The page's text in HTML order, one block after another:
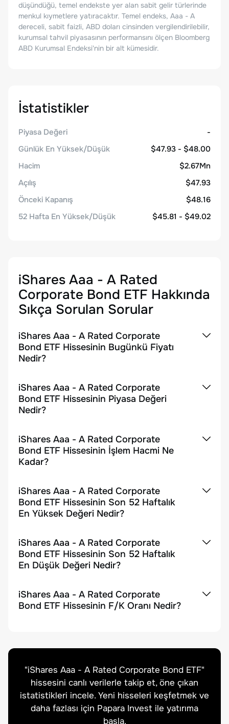
düşündüğü, temel endekste yer alan sabit gelir türlerinde
menkul kıymetlere yatıracaktır. Temel endeks, Aaa - A
dereceli, sabit faizli, ABD doları cinsinden vergilendirilebilir,
kurumsal tahvil piyasasının performansını ölçen Bloomberg
ABD Kurumsal Endeksi'nin bir alt kümesidir.
İstatistikler
Piyasa Değeri
-
Günlük En Yüksek/Düşük
$47.93 - $48.00
Hacim
$2.67Mn
Açılış
$47.93
Önceki Kapanış
$48.16
52 Hafta En Yüksek/Düşük
$45.81 - $49.02
iShares Aaa - A Rated
Corporate Bond ETF Hakkında
Sıkça Sorulan Sorular
iShares Aaa - A Rated Corporate
Bond ETF Hissesinin Bugünkü Fiyatı
Nedir?
iShares Aaa - A Rated Corporate
Bond ETF Hissesinin Piyasa Değeri
Nedir?
iShares Aaa - A Rated Corporate
Bond ETF Hissesinin İşlem Hacmi Ne
Kadar?
iShares Aaa - A Rated Corporate
Bond ETF Hissesinin Son 52 Haftalık
En Yüksek Değeri Nedir?
iShares Aaa - A Rated Corporate
Bond ETF Hissesinin Son 52 Haftalık
En Düşük Değeri Nedir?
iShares Aaa - A Rated Corporate
Bond ETF Hissesinin F/K Oranı Nedir?
"iShares Aaa - A Rated Corporate Bond ETF"
hissesini canlı verilerle takip et, öne çıkan
istatistikleri incele. Yeni hisseleri keşfetmek ve
daha fazlası için Papara Invest ile yatırıma
başla.